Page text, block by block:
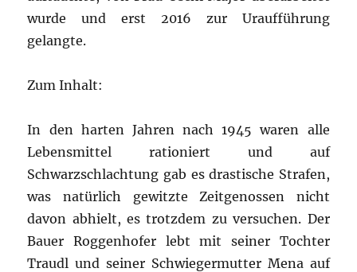
wurde und erst 2016 zur Uraufführung
gelangte.
Zum Inhalt:
In den harten Jahren nach 1945 waren alle
Lebensmittel rationiert und auf
Schwarzschlachtung gab es drastische Strafen,
was natürlich gewitzte Zeitgenossen nicht
davon abhielt, es trotzdem zu versuchen. Der
Bauer Roggenhofer lebt mit seiner Tochter
Traudl und seiner Schwiegermutter Mena auf